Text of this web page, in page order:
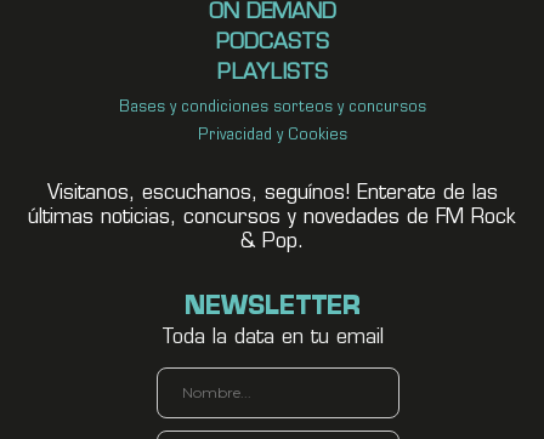
ON DEMAND
PODCASTS
PLAYLISTS
Bases y condiciones sorteos y concursos
Privacidad y Cookies
Visitanos, escuchanos, seguínos! Enterate de las
últimas noticias, concursos y novedades de FM Rock
& Pop.
NEWSLETTER
Toda la data en tu email